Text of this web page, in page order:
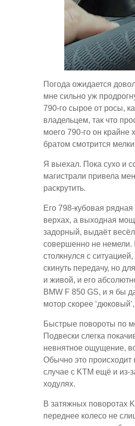
Погода ожидается
мне сильно уж
790-го сырое от росы,
владельцем, так что
моего 790-го он
братом смотрится
Я выехал. Пока сухо и
магистрали привела
раскрутить.
Его 798-кубовая
верхах, а выходная
задорный, выдаёт
совершенно не немели.
столкнулся с
скинуть передачу, но
и живой, и его
BMW F 850 GS, и я бы
мотор скорее
Быстрые повороты по
Подвески слегка
невнятное ощущение,
Обычно это происходит
случае с KTM ещё и из-
ходулях.
В затяжных поворотах
переднее колесо не